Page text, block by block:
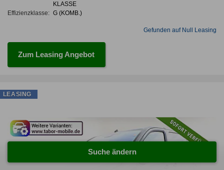
Effizienzklasse:
KLASSE
G (KOMB.)
Gefunden auf Null Leasing
Zum Leasing Angebot
LEASING
Suche ändern